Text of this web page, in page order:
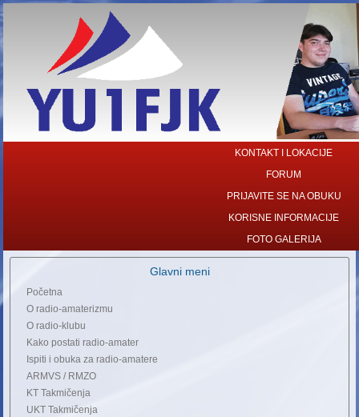
KONTAKT I LOKACIJE
FORUM
PRIJAVITE SE NA OBUKU
KORISNE INFORMACIJE
FOTO GALERIJA
Glavni meni
Početna
O radio-amaterizmu
O radio-klubu
Kako postati radio-amater
Ispiti i obuka za radio-amatere
ARMVS / RMZO
KT Takmičenja
UKT Takmičenja